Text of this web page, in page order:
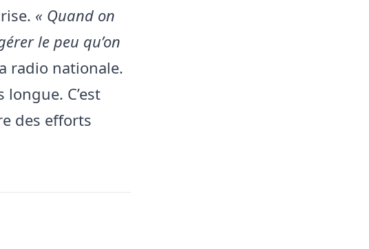
« Quand on
le peu qu’on
radio nationale.
C’est
des efforts